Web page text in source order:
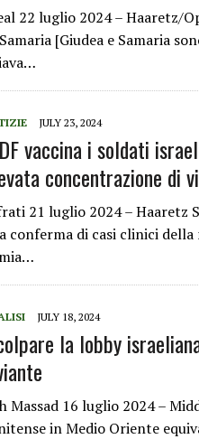
22 luglio 2024 – Haaretz/
[Giudea e Samaria
JULY 23, 2024
vaccina i soldati
concentrazione di
21 luglio 2024 – Haaretz
conferma di casi clinici
JULY 18, 2024
la lobby
Massad 16 luglio 2024 –
in Medio Oriente